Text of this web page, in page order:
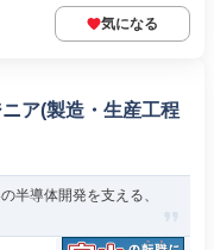
気になる
ア(製造・生産工程
半導体開発を支える、